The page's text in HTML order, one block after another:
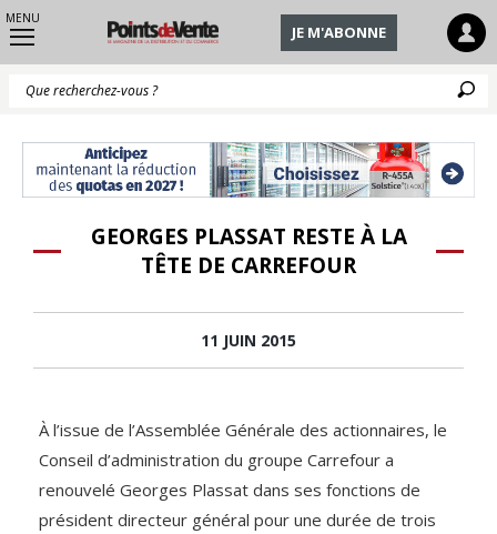
MENU
JE M'ABONNE
GEORGES PLASSAT RESTE À LA
TÊTE DE CARREFOUR
11 JUIN 2015
À l’issue de l’Assemblée Générale des actionnaires, le
Conseil d’administration du groupe Carrefour a
renouvelé Georges Plassat dans ses fonctions de
président directeur général pour une durée de trois